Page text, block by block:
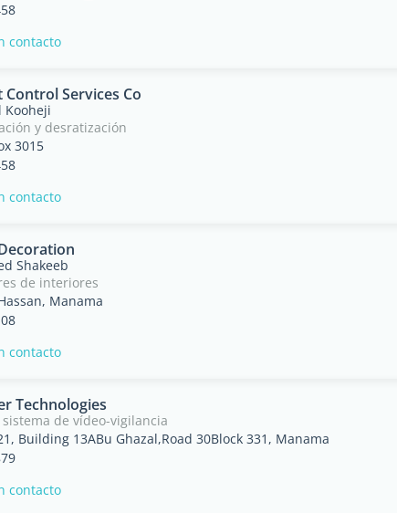
contacto
Control Services Co
Kooheji
y desratización
3015
contacto
Shakeeb
de interiores
Manama
contacto
Technologies
de vídeo-vigilancia
Building 13ABu Ghazal,Road 30Block 331, Manama
contacto